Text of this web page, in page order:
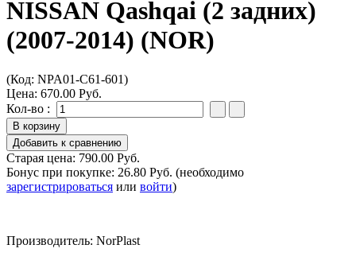
NISSAN Qashqai (2 задних)
(2007-2014) (NOR)
(Код: NPA01-C61-601)
Цена: 670.00 Руб.
Кол-во :
Старая цена: 790.00 Руб.
Бонус при покупке: 26.80 Руб. (необходимо
зарегистрироваться или войти)
Производитель: NorPlast